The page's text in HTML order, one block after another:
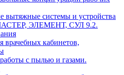
вытяжные системы и устройства
МАСТЕР, ЭЛЕМЕНТ, СУЛ 9.2.
врачебных кабинетов,
с пылью и газами.